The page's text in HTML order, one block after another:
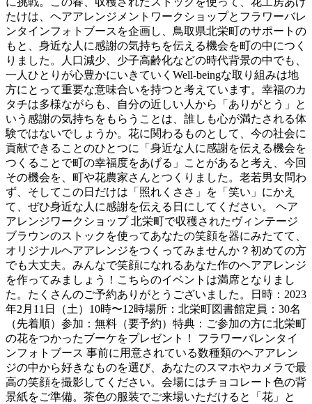
たけは、ヘアアレンジメントワークショップとフラワーバレ
ンタインフォトブースを企画し、鳥取県北栄町のサポートの
もと、身近な人に感謝の気持ちを伝える機会を町の中につく
りました。人口減少、少子高齢化などの時代背景の中でも、
一人ひとりが心豊かにいきていくWell-beingな取り組みは地
方にとって重要な意味合いを持つと考えています。幸福のカ
タチは多様ながらも、自分の近しい人から「ありがとう」と
いう感謝の気持ちをもらうことは、誰しも心が満たされる体
験ではないでしょうか。花に関わるものとして、今の社会に
貢献できることのひとつに「身近な人に感謝を伝える機会を
つくることで町の幸福度をあげる」ことがあると考え、今回
その機会を、町や花農家さんとつくりました。老若男女問わ
ず、そしてこの日だけは「照れくささ」を「笑い」にかえ
て、ぜひ身近な人に感謝を伝える日にしてください。 ヘア
アレンジワークショップ 北栄町で収穫されたヴィンテージ
ブラウンのストックを使ってあなたの笑顔を器にみたてて、
オリジナルヘアアレンジをつくってみませんか？初めての方
でも大丈夫。みんなで笑顔になれるあなた作のヘアアレンジ
を作ってみましょう！こちらのイベントは満席となりまし
た。たくさんのご予約ありがとうございました。日時：2023
年2月11日（土）10時〜12時場所：北栄町図書館定員：30名
（先着順）参加：無料（要予約）特典：ご参加の方に北栄町
の花をつかったブーケをプレゼント！ フラワーバレンタイ
ンフォトブース 事前に用意されている数種類のヘアアレン
ジの中から好きなものを選び、あなたのスマホやカメラで最
高の笑顔を撮影してください。会場にはチョコレート色の背
景紙をご準備。茶色の服装でご来場いただけると「花」と